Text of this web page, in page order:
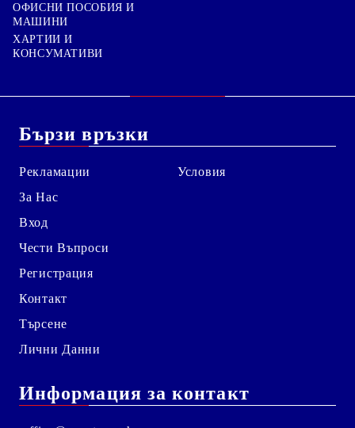
ОФИСНИ ПОСОБИЯ И
МАШИНИ
ХАРТИИ И
КОНСУМАТИВИ
Бързи връзки
Рекламации
За Нас
Вход
Чести Въпроси
Регистрация
Контакт
Търсене
Лични Данни
Условия
Информация за контакт